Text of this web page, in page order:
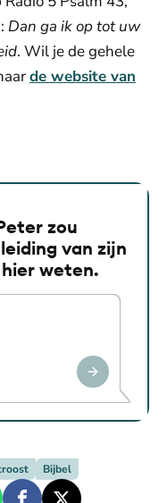
Dan ga ik op tot uw
. Wil je de gehele
de website van
vereist jouw
zou
van zijn
weten.
Bijbel